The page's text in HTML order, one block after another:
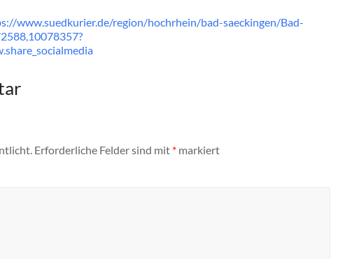
www.suedkurier.de/region/hochrhein/bad-saeckingen/Bad-
Erforderliche Felder sind mit * markiert